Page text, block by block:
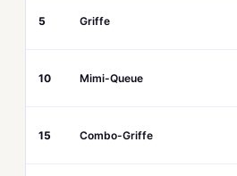
5 Griffe
10 Mimi-Queue
15 Combo-Griffe